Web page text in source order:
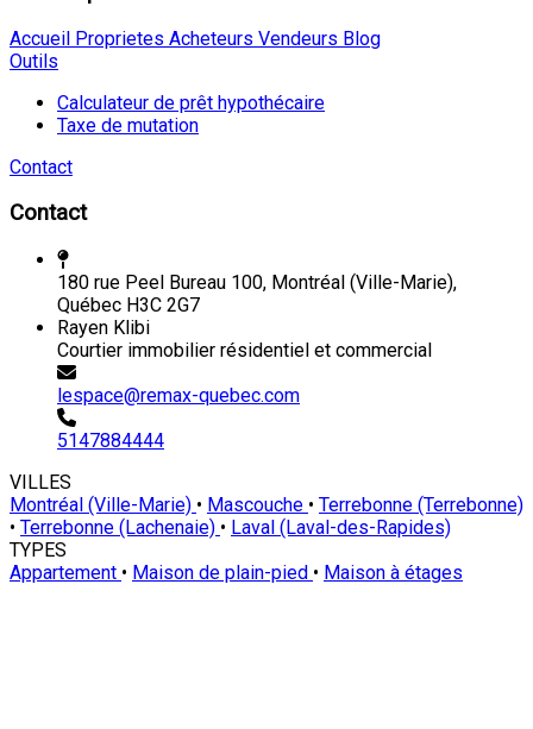
Accueil Proprietes Acheteurs Vendeurs Blog
Outils
Calculateur de prêt hypothécaire
Taxe de mutation
Contact
Contact
180 rue Peel Bureau 100, Montréal (Ville-Marie),
Québec H3C 2G7
Rayen Klibi
Courtier immobilier résidentiel et commercial
lespace@remax-quebec.com
5147884444
VILLES
Montréal (Ville-Marie) • Mascouche • Terrebonne (Terrebonne)
• Terrebonne (Lachenaie) • Laval (Laval-des-Rapides)
TYPES
Appartement • Maison de plain-pied • Maison à étages